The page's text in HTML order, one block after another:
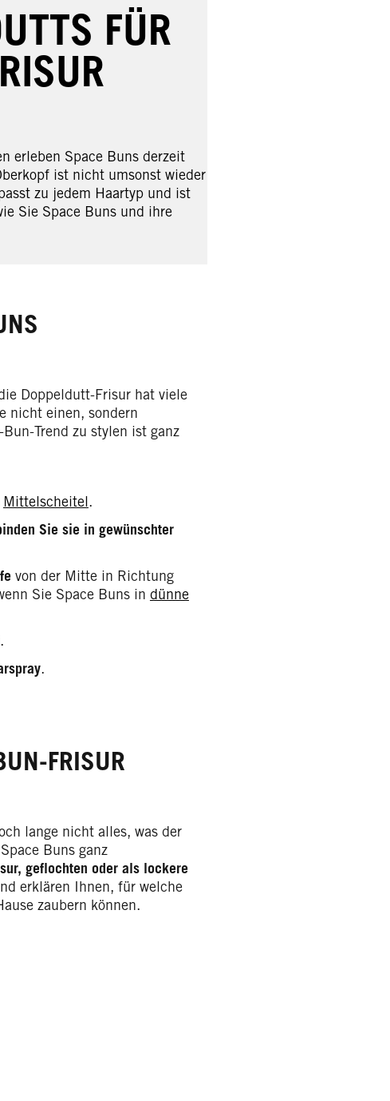
FÜR
erleben Space Buns derzeit
ist nicht umsonst wieder
zu jedem Haartyp und ist
Sie Space Buns und ihre
Doppeldutt-Frisur hat viele
nicht einen, sondern
Trend zu stylen ist ganz
Mittelscheitel.
Sie sie in gewünschter
von der Mitte in Richtung
Sie Space Buns in dünne
.
FRISUR
lange nicht alles, was der
Buns ganz
geflochten oder als lockere
erklären Ihnen, für welche
zaubern können.